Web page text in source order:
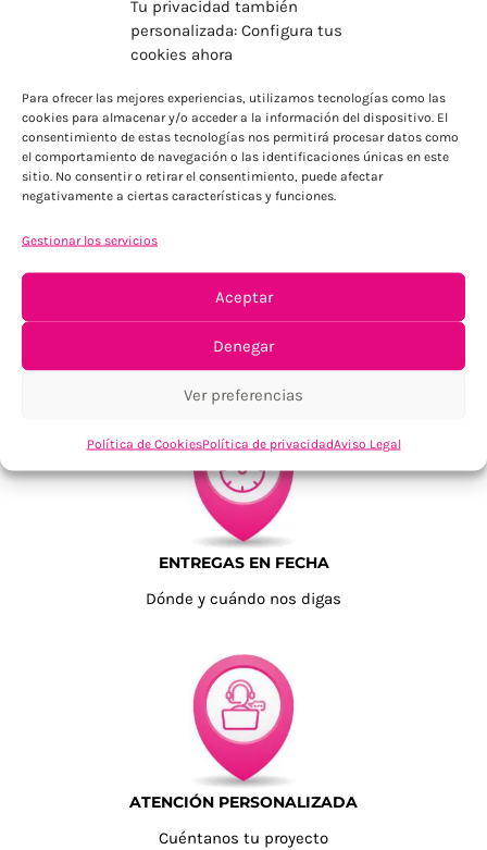
Tu privacidad también
personalizada: Configura tus
cookies ahora
Para ofrecer las mejores experiencias, utilizamos tecnologías como las
cookies para almacenar y/o acceder a la información del dispositivo. El
consentimiento de estas tecnologías nos permitirá procesar datos como
el comportamiento de navegación o las identificaciones únicas en este
sitio. No consentir o retirar el consentimiento, puede afectar
negativamente a ciertas características y funciones.
Gestionar los servicios
Aceptar
Denegar
Ver preferencias
Política de CookiesPolítica de privacidadAviso Legal
Para Península, resto consultar
TU SATISFACCIÓN = LA NUESTRA
Tu confianza, nuestro objetivo
ENTREGAS EN FECHA
Dónde y cuándo nos digas
ATENCIÓN PERSONALIZADA
Cuéntanos tu proyecto